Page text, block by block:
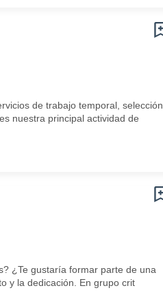
de trabajo temporal, selección
nuestra principal actividad de
¿Te gustaría formar parte de una
y la dedicación. En grupo crit